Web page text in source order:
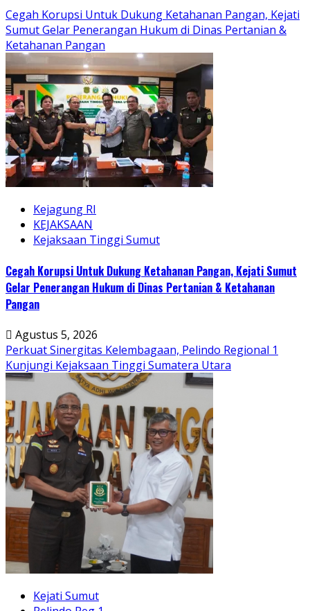
Cegah Korupsi Untuk Dukung Ketahanan Pangan, Kejati
Sumut Gelar Penerangan Hukum di Dinas Pertanian &
Ketahanan Pangan
Kejagung RI
KEJAKSAAN
Kejaksaan Tinggi Sumut
Cegah Korupsi Untuk Dukung Ketahanan Pangan, Kejati Sumut
Gelar Penerangan Hukum di Dinas Pertanian & Ketahanan
Pangan
Agustus 5, 2026
Perkuat Sinergitas Kelembagaan, Pelindo Regional 1
Kunjungi Kejaksaan Tinggi Sumatera Utara
Kejati Sumut